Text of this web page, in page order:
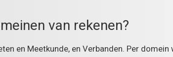
van rekenen?
en Meetkunde, en Verbanden. Per